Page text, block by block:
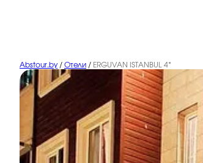
Abstour.by / Отели / ERGUVAN ISTANBUL 4*